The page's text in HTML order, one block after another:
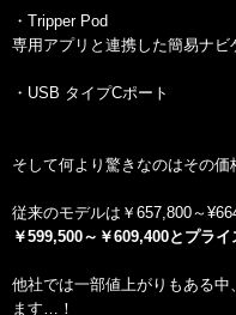
・Tripper Pod
専用アプリと連携した簡易ナビ
・USB タイプCポート
そして何より驚きなのはその価
従来のモデルは￥657,800～
￥599,500～￥609,400とプラ
他社では一部値上がりもある
ます…！